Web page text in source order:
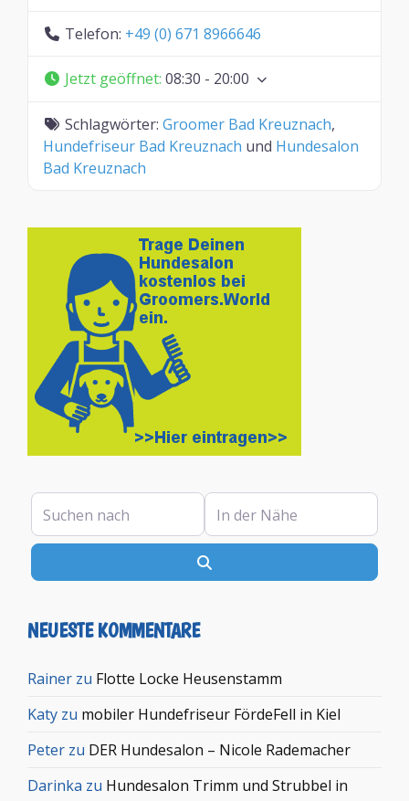
Telefon: +49 (0) 671 8966646
Jetzt geöffnet: 08:30 - 20:00
Schlagwörter: Groomer Bad Kreuznach,
Hundefriseur Bad Kreuznach und Hundesalon
Bad Kreuznach
Suchen nach In der Nähe
NEUESTE KOMMENTARE
Rainer zu Flotte Locke Heusenstamm
Katy zu mobiler Hundefriseur FördeFell in Kiel
Peter zu DER Hundesalon – Nicole Rademacher
Darinka zu Hundesalon Trimm und Strubbel in